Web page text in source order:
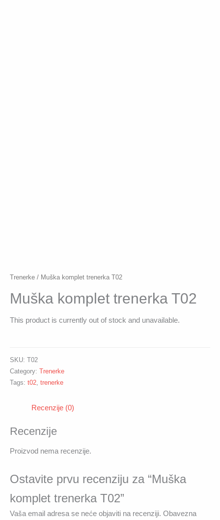
Trenerke / Muška komplet trenerka T02
Muška komplet trenerka T02
This product is currently out of stock and unavailable.
SKU: T02
Category: Trenerke
Tags: t02 trenerke
Recenzije (0)
Recenzije
Proizvod nema recenzije.
Ostavite prvu recenziju za “Muška
komplet trenerka T02”
Vaša email adresa se neće objaviti na recenziji. Obavezna